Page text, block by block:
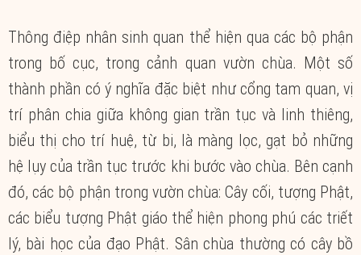
Thông điệp nhân sinh quan thể hiện qua các bộ phận
trong bố cục, trong cảnh quan vườn chùa. Một số
thành phần có ý nghĩa đặc biệt như cổng tam quan, vị
trí phân chia giữa không gian trần tục và linh thiêng,
biểu thị cho trí huệ, từ bi, là màng lọc, gạt bỏ những
hệ lụy của trần tục trước khi bước vào chùa. Bên cạnh
đó, các bộ phận trong vườn chùa: Cây cối, tượng Phật,
các biểu tượng Phật giáo thể hiện phong phú các triết
lý, bài học của đạo Phật. Sân chùa thường có cây bồ